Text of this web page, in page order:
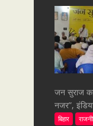
जन सुराज
नजर”,
बिहार